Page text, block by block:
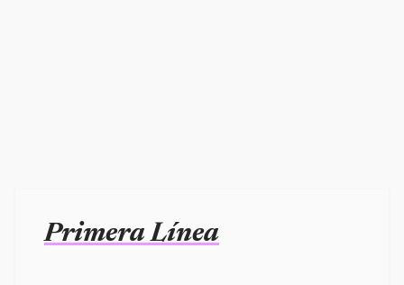
Primera Línea